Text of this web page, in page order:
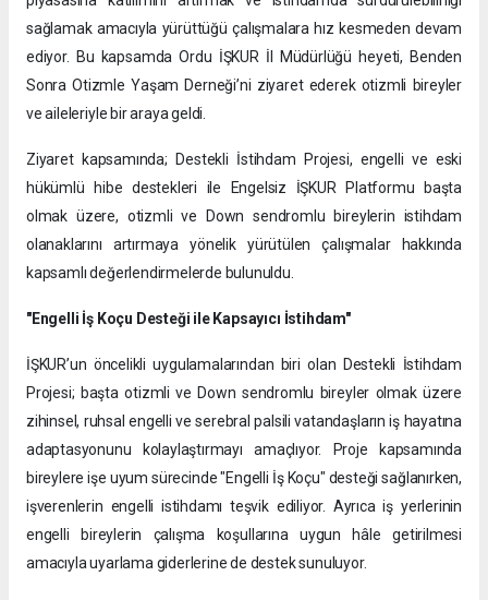
sağlamak amacıyla yürüttüğü çalışmalara hız kesmeden devam
ediyor. Bu kapsamda Ordu İŞKUR İl Müdürlüğü heyeti, Benden
Sonra Otizmle Yaşam Derneği’ni ziyaret ederek otizmli bireyler
ve aileleriyle bir araya geldi.
Ziyaret kapsamında; Destekli İstihdam Projesi, engelli ve eski
hükümlü hibe destekleri ile Engelsiz İŞKUR Platformu başta
olmak üzere, otizmli ve Down sendromlu bireylerin istihdam
olanaklarını artırmaya yönelik yürütülen çalışmalar hakkında
kapsamlı değerlendirmelerde bulunuldu.
"Engelli İş Koçu Desteği ile Kapsayıcı İstihdam"
İŞKUR’un öncelikli uygulamalarından biri olan Destekli İstihdam
Projesi; başta otizmli ve Down sendromlu bireyler olmak üzere
zihinsel, ruhsal engelli ve serebral palsili vatandaşların iş hayatına
adaptasyonunu kolaylaştırmayı amaçlıyor. Proje kapsamında
bireylere işe uyum sürecinde "Engelli İş Koçu" desteği sağlanırken,
işverenlerin engelli istihdamı teşvik ediliyor. Ayrıca iş yerlerinin
engelli bireylerin çalışma koşullarına uygun hâle getirilmesi
amacıyla uyarlama giderlerine de destek sunuluyor.